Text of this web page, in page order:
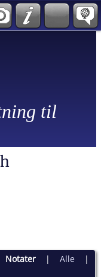
til
Notater| Alle|